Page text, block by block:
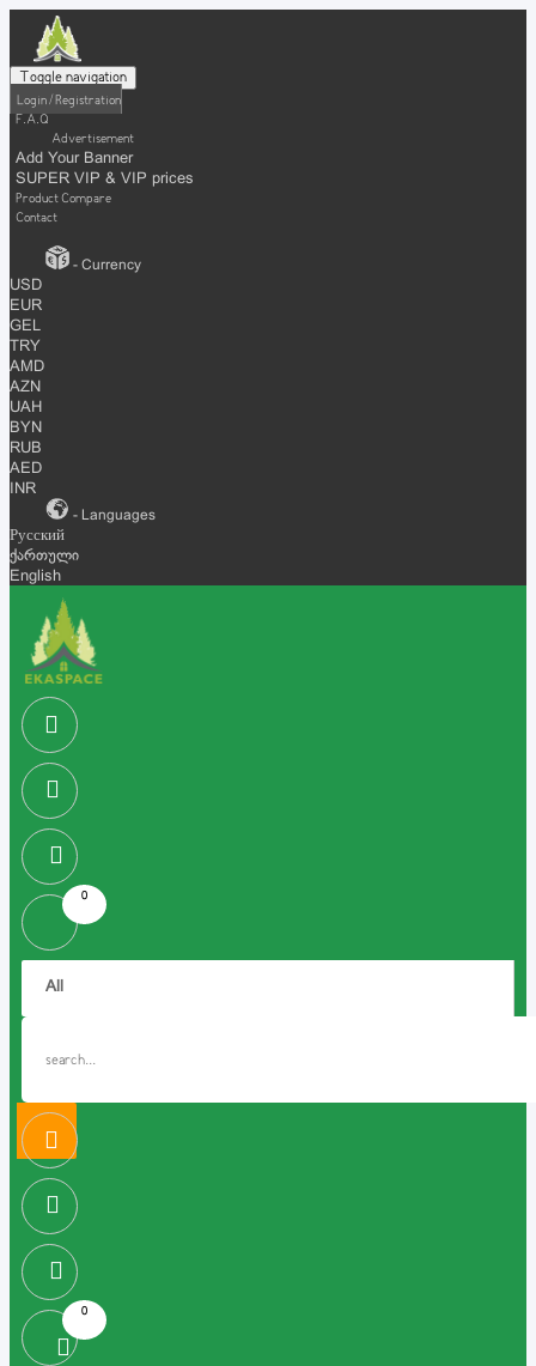
Toggle navigation
Login / Registration
F.A.Q
Advertisement
Add Your Banner
SUPER VIP & VIP prices
Product Compare
Contact
- Currency
USD
EUR
GEL
TRY
AMD
AZN
UAH
BYN
RUB
AED
INR
- Languages
Русский
ქართული
English
0
0